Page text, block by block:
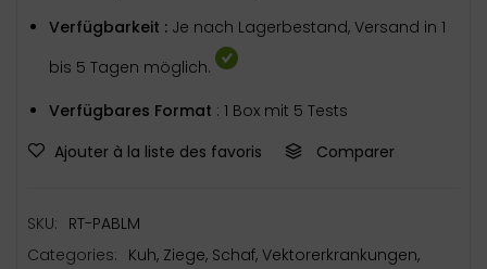
Verfügbarkeit : Je nach Lagerbestand, Versand in 1
bis 5 Tagen möglich.
Verfügbares Format : 1 Box mit 5 Tests
Ajouter à la liste des favoris
Comparer
SKU: RT-PABLM
Categories: Kuh, Ziege, Schaf, Vektorerkrankungen,